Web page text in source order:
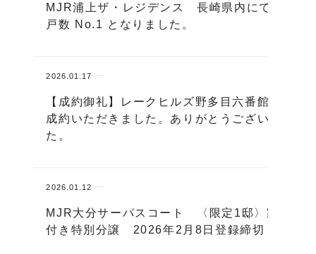
MJR浦上ザ・レジデンス 長崎県内にて販売
戸数 No.1 となりました。
2026.01.17
【成約御礼】レークヒルズ野多目六番館 ご
成約いただきました。ありがとうございまし
た。
2026.01.12
MJR大分サーパスコート 〈限定1邸〉家具
付き特別分譲 2026年2月8日登録締切！